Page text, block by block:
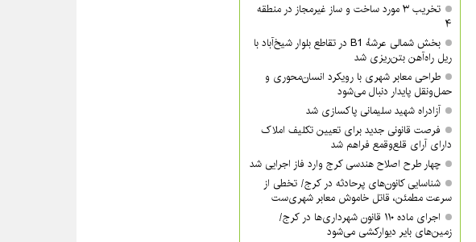
تخریب ۳ مورد ساخت و ساز غیرمجاز در منطقه
۴
بخش شمالی عرشهٔ B1 در تقاطع بلوار شیخ‌آباد با
ریل راه‌آهن بتن‌ریزی شد
طراحی معابر شهری با رویکرد انسان‌محوری و
حمل‌ونقل پایدار دنبال می‌شود
آزادراه شهید سلیمانی پاکسازی شد
فرصت قانونی جدید برای تعیین تکلیف املاک
دارای آرای قلع‌وقمع فراهم شد
چهار طرح اصلاح هندسی کرج وارد فاز اجرایی شد
شناسایی کانون‌های پرحادثه در کرج/ تخطی از
سرعت مطمئن، قاتل خاموش معابر شهری‌ست
اجرای ماده ۱۱۰ قانون شهرداری‌ها در کرج/
زمین‌های بایر دیوارکشی می‌شود